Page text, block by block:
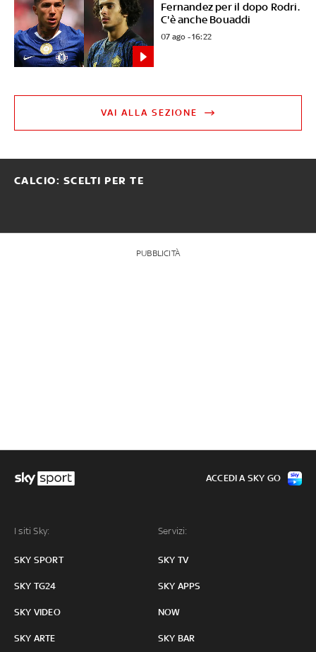
Fernandez per il dopo Rodri.
C'è anche Bouaddi
07 ago - 16:22
VAI ALLA SEZIONE
CALCIO: SCELTI PER TE
PUBBLICITÀ
I siti Sky:
SKY SPORT
SKY TG24
SKY VIDEO
SKY ARTE
Servizi:
SKY TV
SKY APPS
NOW
SKY BAR
ACCEDI A SKY GO